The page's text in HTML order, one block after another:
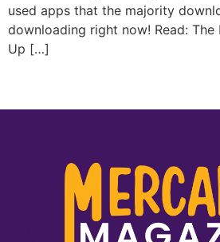
used apps that the majority
downloading right now! Read: The
Up […]